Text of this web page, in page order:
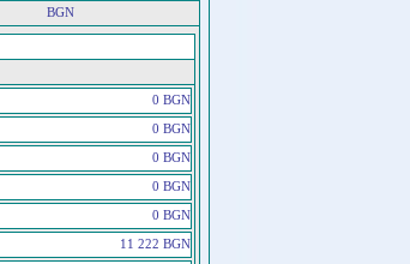
BGN
0 BGN
0 BGN
0 BGN
0 BGN
0 BGN
11 222 BGN